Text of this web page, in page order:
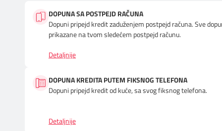
DOPUNA SA POSTPEJD RAČUNA
Dopuni pripejd kredit zaduženjem postpejd računa. Sve
prikazane na tvom sledećem postpejd računu.
Detaljnije
DOPUNA KREDITA PUTEM FIKSNOG TELEFONA
Dopuni pripejd kredit od kuće, sa svog fiksnog telefona.
Detaljnije